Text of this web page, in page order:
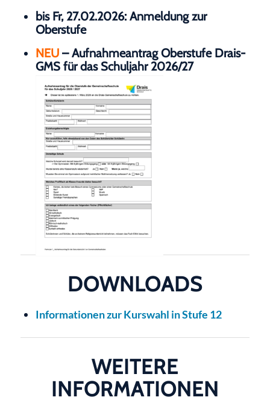
bis Fr, 27.02.2026: Anmeldung zur
Oberstufe
NEU–Aufnahmeantrag Oberstufe Drais-
GMS für das Schuljahr 2026/27
DOWNLOADS
Informationen zur Kurswahl in Stufe 12
WEITERE
INFORMATIONEN